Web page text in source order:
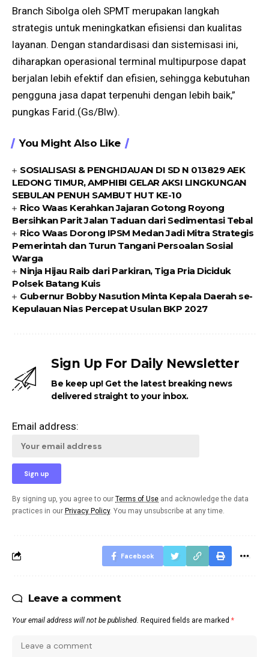
Branch Sibolga oleh SPMT merupakan langkah
strategis untuk meningkatkan efisiensi dan kualitas
layanan. Dengan standardisasi dan sistemisasi ini,
diharapkan operasional terminal multipurpose dapat
berjalan lebih efektif dan efisien, sehingga kebutuhan
pengguna jasa dapat terpenuhi dengan lebih baik,”
pungkas Farid.(Gs/Blw).
You Might Also Like
SOSIALISASI & PENGHIJAUAN DI SD N 013829 AEK
LEDONG TIMUR, AMPHIBI GELAR AKSI LINGKUNGAN
SEBULAN PENUH SAMBUT HUT KE-10
Rico Waas Kerahkan Jajaran Gotong Royong
Bersihkan Parit Jalan Taduan dari Sedimentasi Tebal
Rico Waas Dorong IPSM Medan Jadi Mitra Strategis
Pemerintah dan Turun Tangani Persoalan Sosial
Warga
Ninja Hijau Raib dari Parkiran, Tiga Pria Diciduk
Polsek Batang Kuis
Gubernur Bobby Nasution Minta Kepala Daerah se-
Kepulauan Nias Percepat Usulan BKP 2027
Sign Up For Daily Newsletter
Be keep up! Get the latest breaking news
delivered straight to your inbox.
Email address:
By signing up, you agree to our Terms of Use and acknowledge the data
practices in our Privacy Policy. You may unsubscribe at any time.
Facebook
Leave a comment
Your email address will not be published. Required fields are marked *